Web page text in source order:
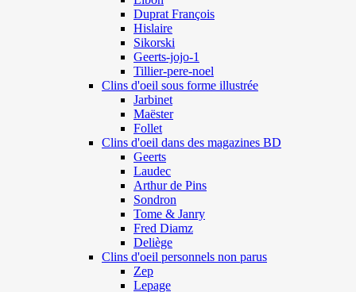
Duprat François
Hislaire
Sikorski
Geerts-jojo-1
Tillier-pere-noel
Clins d'oeil sous forme illustrée
Jarbinet
Maëster
Follet
Clins d'oeil dans des magazines BD
Geerts
Laudec
Arthur de Pins
Sondron
Tome & Janry
Fred Diamz
Deliège
Clins d'oeil personnels non parus
Zep
Lepage